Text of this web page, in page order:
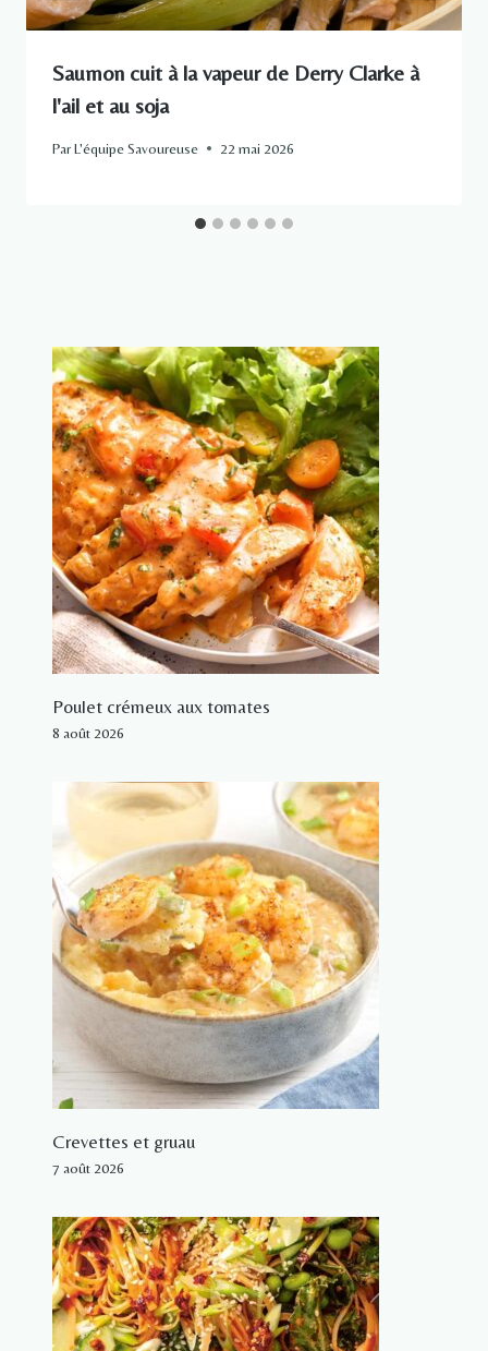
Saumon cuit à la vapeur de Derry Clarke à
l'ail et au soja
ParL'équipe Savoureuse 22 mai 2026
Poulet crémeux aux tomates
8 août 2026
Crevettes et gruau
7 août 2026